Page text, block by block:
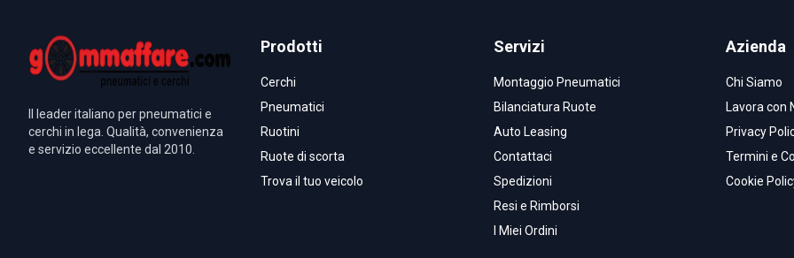
Il leader italiano per pneumatici e
cerchi in lega. Qualità, convenienza
e servizio eccellente dal 2010.
Prodotti
Cerchi
Pneumatici
Ruotini
Ruote di scorta
Trova il tuo veicolo
Servizi
Montaggio Pneumatici
Bilanciatura Ruote
Auto Leasing
Contattaci
Spedizioni
Resi e Rimborsi
I Miei Ordini
Azienda
Chi Siamo
Lavora con
Privacy
Termini e
Cookie